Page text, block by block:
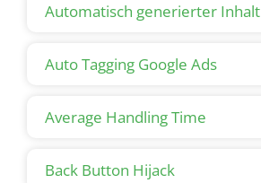
Automatisch generierter Inhalt
Auto Tagging Google Ads
Average Handling Time
Back Button Hijack